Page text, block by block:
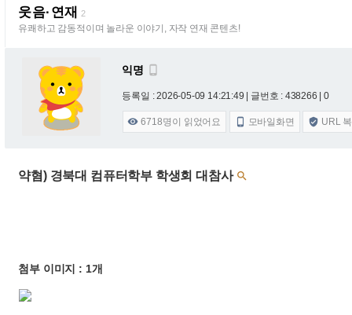
웃음·연재 2
유쾌하고 감동적이며 놀라운 이야기, 자작 연재 콘텐츠!
익명 
등록일 : 2026-05-09 14:21:49 | 글번호 : 438266 | 0
 6718명이 읽었어요  모바일화면  URL
약혐) 경북대 컴퓨터학부 학생회 대참사 
첨부 이미지 : 1개